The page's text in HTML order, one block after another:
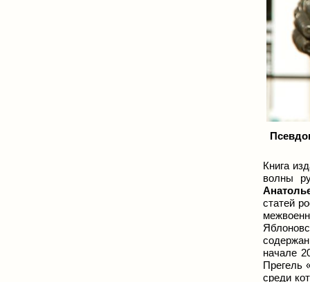
Книга
волны
статей
начале
Прегель
среди